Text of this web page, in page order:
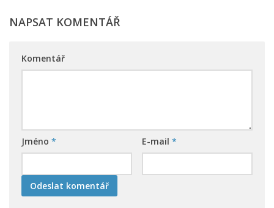
NAPSAT KOMENTÁŘ
Komentář
Jméno * E-mail *